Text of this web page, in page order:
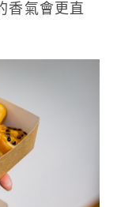
香氣會更直